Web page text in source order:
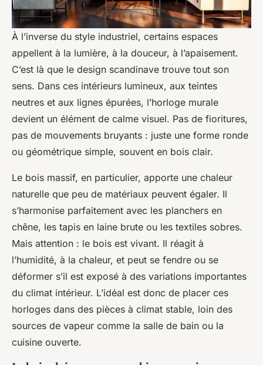
À l’inverse du style industriel, certains espaces
appellent à la lumière, à la douceur, à l’apaisement.
C’est là que le design scandinave trouve tout son
sens. Dans ces intérieurs lumineux, aux teintes
neutres et aux lignes épurées, l’horloge murale
devient un élément de calme visuel. Pas de fioritures,
pas de mouvements bruyants : juste une forme ronde
ou géométrique simple, souvent en bois clair.
Le bois massif, en particulier, apporte une chaleur
naturelle que peu de matériaux peuvent égaler. Il
s’harmonise parfaitement avec les planchers en
chêne, les tapis en laine brute ou les textiles sobres.
Mais attention : le bois est vivant. Il réagit à
l’humidité, à la chaleur, et peut se fendre ou se
déformer s’il est exposé à des variations importantes
du climat intérieur. L’idéal est donc de placer ces
horloges dans des pièces à climat stable, loin des
sources de vapeur comme la salle de bain ou la
cuisine ouverte.